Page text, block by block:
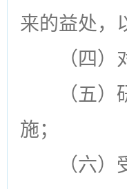
来的益处，
（四
（五
施；
（六